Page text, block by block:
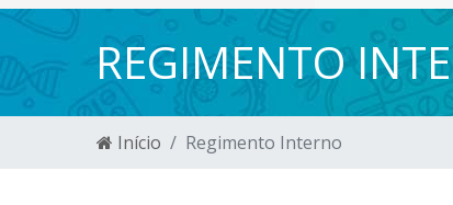
REGIMENTO
Início Regimento Interno